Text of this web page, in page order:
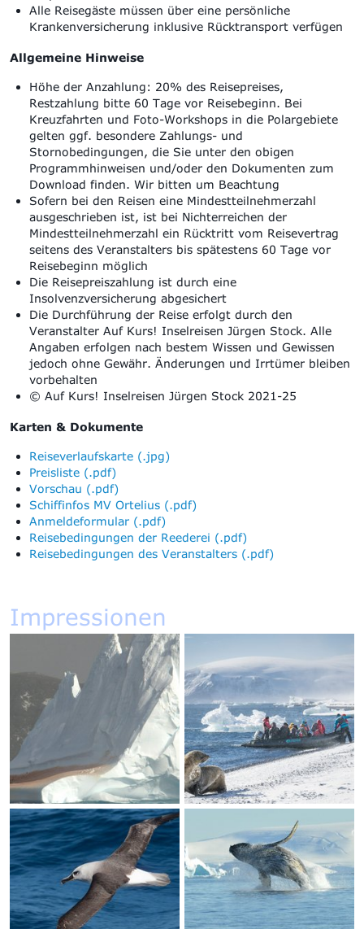
Alle Reisegäste müssen über eine persönliche
Krankenversicherung inklusive Rücktransport verfügen
Allgemeine Hinweise
Höhe der Anzahlung: 20% des Reisepreises,
Restzahlung bitte 60 Tage vor Reisebeginn. Bei
Kreuzfahrten und Foto-Workshops in die Polargebiete
gelten ggf. besondere Zahlungs- und
Stornobedingungen, die Sie unter den obigen
Programmhinweisen und/oder den Dokumenten zum
Download finden. Wir bitten um Beachtung
Sofern bei den Reisen eine Mindestteilnehmerzahl
ausgeschrieben ist, ist bei Nichterreichen der
Mindestteilnehmerzahl ein Rücktritt vom Reisevertrag
seitens des Veranstalters bis spätestens 60 Tage vor
Reisebeginn möglich
Die Reisepreiszahlung ist durch eine
Insolvenzversicherung abgesichert
Die Durchführung der Reise erfolgt durch den
Veranstalter Auf Kurs! Inselreisen Jürgen Stock. Alle
Angaben erfolgen nach bestem Wissen und Gewissen
jedoch ohne Gewähr. Änderungen und Irrtümer bleiben
vorbehalten
© Auf Kurs! Inselreisen Jürgen Stock 2021-25
Karten & Dokumente
Reiseverlaufskarte (.jpg)
Preisliste (.pdf)
Vorschau (.pdf)
Schiffinfos MV Ortelius (.pdf)
Anmeldeformular (.pdf)
Reisebedingungen der Reederei (.pdf)
Reisebedingungen des Veranstalters (.pdf)
Impressionen